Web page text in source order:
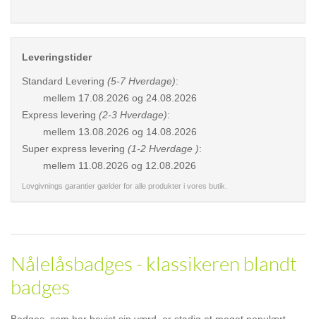
Leveringstider
Standard Levering (5-7 Hverdage):
mellem 17.08.2026 og 24.08.2026
Express levering (2-3 Hverdage):
mellem 13.08.2026 og 14.08.2026
Super express levering (1-2 Hverdage ):
mellem 11.08.2026 og 12.08.2026
Lovgivnings garantier gælder for alle produkter i vores butik.
Nålelåsbadges - klassikeren blandt
badges